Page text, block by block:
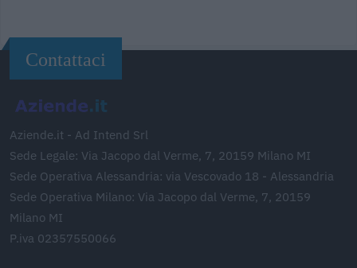
Contattaci
Aziende.it - Ad Intend Srl
Sede Legale: Via Jacopo dal Verme, 7, 20159 Milano MI
Sede Operativa Alessandria: via Vescovado 18 - Alessandria
Sede Operativa Milano: Via Jacopo dal Verme, 7, 20159
Milano MI
P.iva 02357550066